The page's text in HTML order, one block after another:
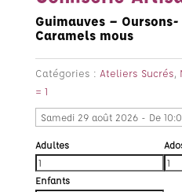
Guimauves –
Caramels mous
Catégories : Ateliers Sucrés,
= 1
Adultes
Enfants